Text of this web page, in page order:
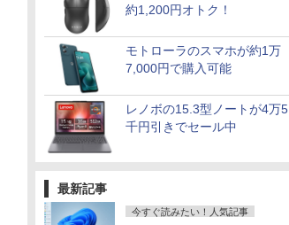
約1,200円オトク！
モトローラのスマホが約1万
7,000円で購入可能
レノボの15.3型ノートが4万5
千円引きでセール中
最新記事
今すぐ読みたい！人気記事